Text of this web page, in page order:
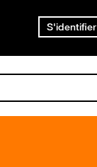
S'identifier